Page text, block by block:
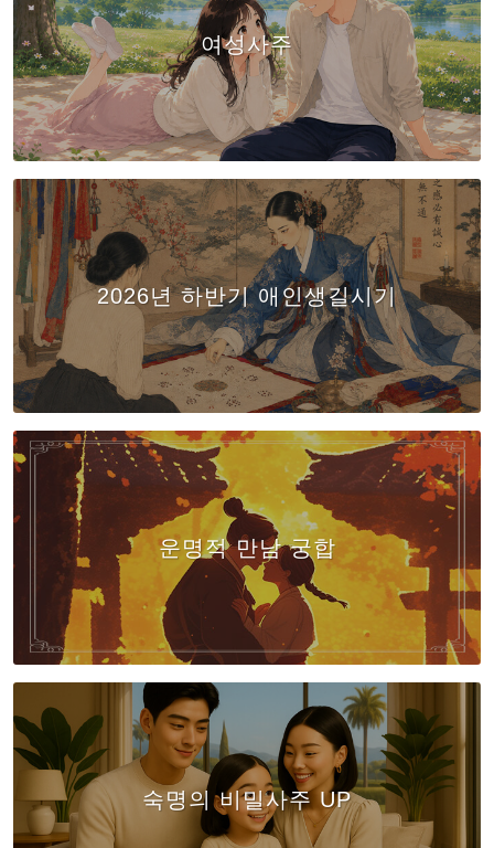
여성사주
2026년 하반기 애인생길시기
운명적 만남 궁합
숙명의 비밀사주 UP